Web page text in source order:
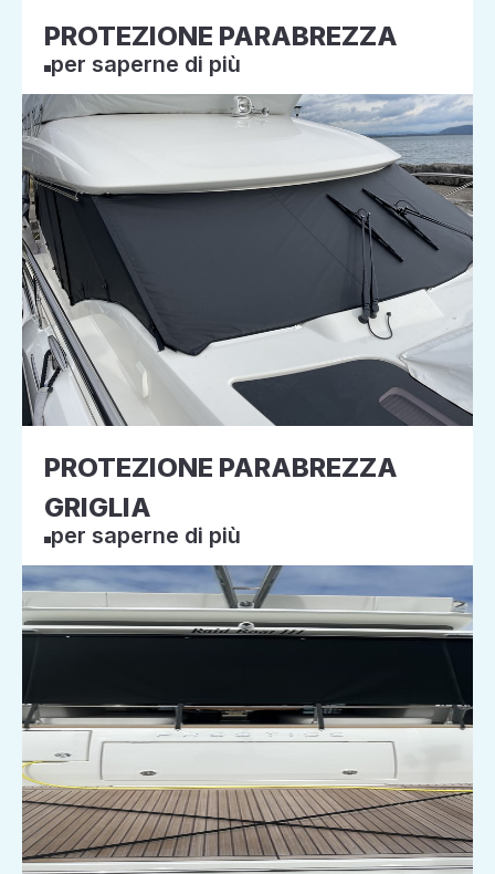
PROTEZIONE PARABREZZA
per saperne di più
PROTEZIONE PARABREZZA
GRIGLIA
per saperne di più